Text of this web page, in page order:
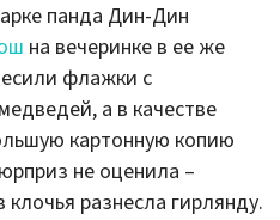
панда Дин-Дин
на вечеринке в ее же
флажки с
а в качестве
картонную копию
не оценила –
разнесла гирлянду.